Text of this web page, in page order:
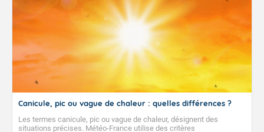
Canicule, pic ou vague de chaleur : quelles différences ?
Les termes canicule, pic ou vague de chaleur, désignent des
situations précises. Météo-France utilise des critères